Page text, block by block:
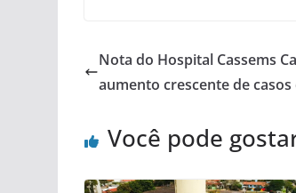
Nota do Hospital Cassems
aumento crescente de casos
Você pode